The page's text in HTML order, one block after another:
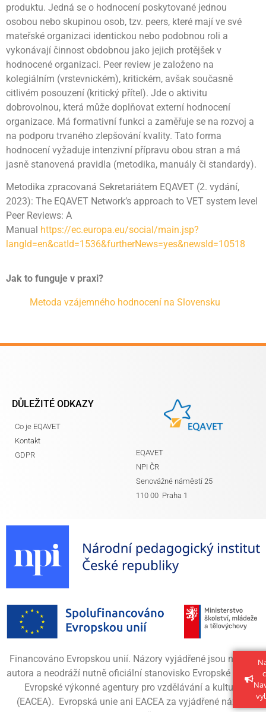
produktu. Jedná se o hodnocení poskytované jednou
osobou nebo skupinou osob, tzv. peers, které mají ve své
mateřské organizaci identickou nebo podobnou roli a
vykonávají činnost obdobnou jako jejich protějšek v
hodnocené organizaci. Peer review je založeno na
kolegiálním (vrstevnickém), kritickém, avšak současně
citlivém posouzení (kritický přítel). Jde o aktivitu
dobrovolnou, která může doplňovat externí hodnocení
organizace. Má formativní funkci a zaměřuje se na rozvoj a
na podporu trvaného zlepšování kvality. Tato forma
hodnocení vyžaduje intenzivní přípravu obou stran a má
jasně stanovená pravidla (metodika, manuály či standardy).
Metodika zpracovaná Sekretariátem EQAVET (2. vydání,
2023): The EQAVET Network’s approach to VET system level
Peer Reviews: A
Manual https://ec.europa.eu/social/main.jsp?
langId=en&catId=1536&furtherNews=yes&newsId=10518
Jak to funguje v praxi?
Metoda vzájemného hodnocení na Slovensku
DŮLEŽITÉ ODKAZY
Co je EQAVET
Kontakt
GDPR
EQAVET
NPI ČR
Senovážné náměstí 25
110 00 Praha 1
Financováno Evropskou unií. Názory vyjádřené jsou názory
autora a neodráží nutně oficiální stanovisko Evropské unie či
Evropské výkonné agentury pro vzdělávání a kulturu
(EACEA). Evropská unie ani EACEA za vyjádřené názory